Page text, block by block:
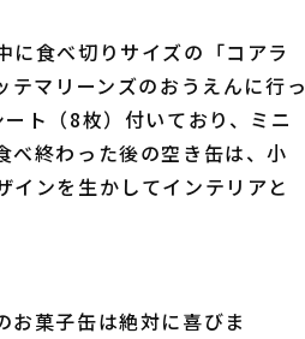
食べ切りサイズの「コアラ
マリーンズのおうえんに行っ
ト（8枚）付いており、ミニ
べ終わった後の空き缶は、小
インを生かしてインテリアと
お菓子缶は絶対に喜びま